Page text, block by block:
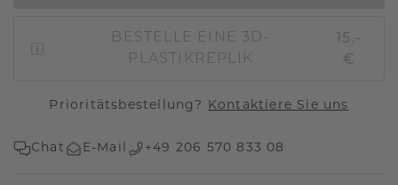
BESTELLE EINE 3D-
PLASTIKREPLIK
15,-
€
Prioritätsbestellung? Kontaktiere Sie uns
Chat E-Mail +49 206 570 833 08